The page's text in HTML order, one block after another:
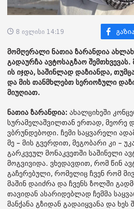
8 ივლისი 14:19
მომღერალი ნათია ზარანდია
გადაურჩა ავტოსაგზაო შემთხვევას.
ის იჯდა, საშინლად დაზიანდა,
და მის თანმხლებთ სერიოზული
მიუღიათ.
ნათია ზარანდია: ახალციხეში
სურამელაშვილთან ერთად, მეორე
ვბრუნდებოდი. ჩემი საყვარელი
მე – მის გვერდით, მეგობარი კი –
გარკვეულ მონაკვეთში საშინელი
მოგვივიდა. ვხედავდით, რომ წინ
გაჩერებული, რომელიც ჩვენ რომ
მაშინ დაიძრა და ჩვენს ზოლში
თავიდან ასარიდებლად ჩემმა
მანქანა გზიდან გადაიყვანა და ხეს